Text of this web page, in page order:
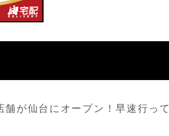
舗が仙台にオープン！早速行って